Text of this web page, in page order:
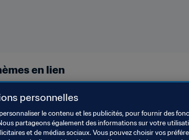
en lien
Féminin Organisation
personnelles
le contenu et les publicités, pour fournir des
partageons également des informations sur votre
et de médias sociaux. Vous pouvez choisir vos